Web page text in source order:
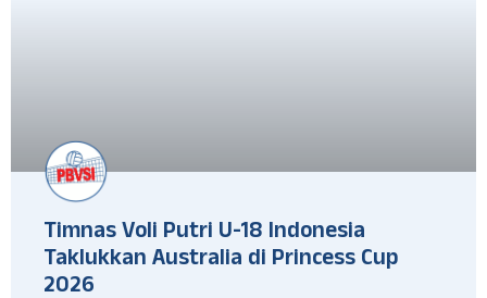
Timnas Voli Putri U-18 Indonesia
Taklukkan Australia di Princess Cup
2026